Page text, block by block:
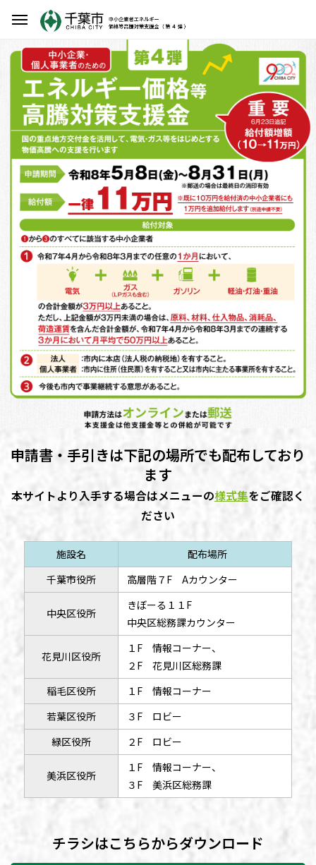
申請書・手引きは下記の場所でも配布しており
ます
本サイトより入手する場合はメニューの様式集をご確認く
ださい
施設名
配布場所
千葉市役所
高層階７F Aカウンター
中央区役所
きぼーる１１F
中央区総務課カウンター
花見川区役所
１F 情報コーナー、
２F 花見川区総務課
稲毛区役所
１F 情報コーナー
若葉区役所
３F ロビー
緑区役所
２F ロビー
美浜区役所
１F 情報コーナー、
３F 美浜区総務課
チラシはこちらからダウンロード